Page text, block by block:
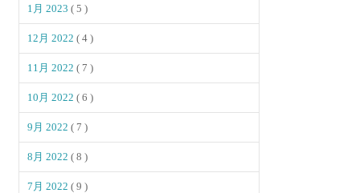
1月 2023( 5 )
12月 2022( 4 )
11月 2022( 7 )
10月 2022( 6 )
9月 2022( 7 )
8月 2022( 8 )
7月 2022( 9 )